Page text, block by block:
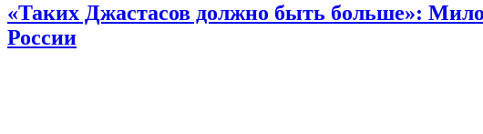
«Таких Джастасов должно быть больше»:
России